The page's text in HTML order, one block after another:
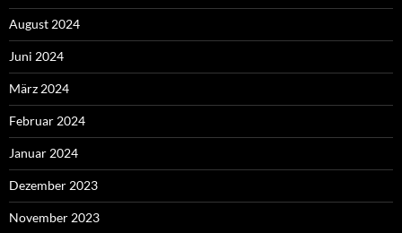
August 2024
Juni 2024
März 2024
Februar 2024
Januar 2024
Dezember 2023
November 2023